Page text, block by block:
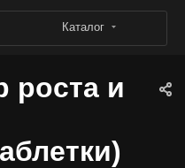
Каталог
роста и